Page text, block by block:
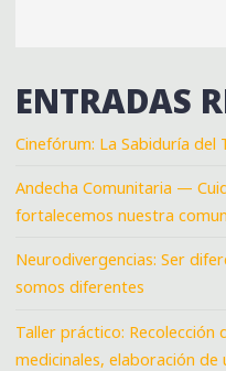
ENTRADAS
Cinefórum: La Sabiduría del
Andecha Comunitaria —
fortalecemos nuestra
Neurodivergencias: Ser
somos diferentes
Taller práctico: Recolección
medicinales, elaboración